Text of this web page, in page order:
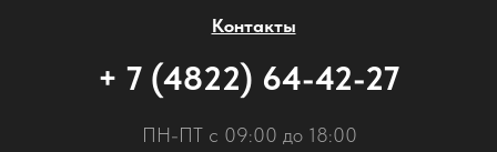
Контакты
ПН-ПТ с 09:00 до 18:00
+ 7 (4822) 64-42-27